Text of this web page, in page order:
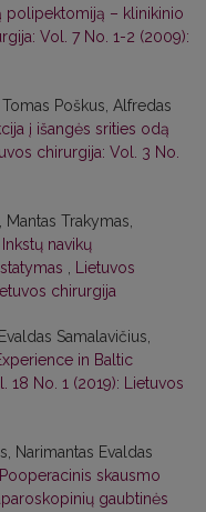
polipektomiją – klinikinio
Vol. 7 No. 1-2 (2009):
Poškus, Alfredas
į išangės srities odą
chirurgija: Vol. 3 No.
Trakymas,
Inkstų navikų
Lietuvos
chirurgija
Samalavičius,
in Baltic
18 No. 1 (2019): Lietuvos
Narimantas Evaldas
Pooperacinis skausmo
gaubtinės